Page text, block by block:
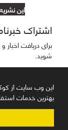
این وب سایت از
بهترین خدمات
این
اشتراک
برای دریافت
شوید.
سامانه مدیریت